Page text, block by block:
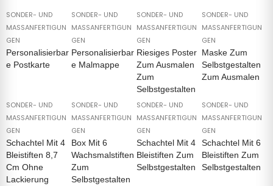
SONDER- UND
MASSANFERTIGUNG
EN
Personalisierbar
E Postkarte
SONDER- UND
MASSANFERTIGUNG
EN
Personalisierbar
E Malmappe
SONDER- UND
MASSANFERTIGUNG
EN
Riesiges Poster
Zum Ausmalen
Zum
Selbstgestalten
SONDER- UND
MASSANFERTIGUNG
EN
Maske Zum
Selbstgestalten
Zum Ausmalen
SONDER- UND
MASSANFERTIGUNG
EN
Schachtel Mit 4
Bleistiften 8,7
Cm Ohne
Lackierung
SONDER- UND
MASSANFERTIGUNG
EN
Box Mit 6
Wachsmalstiften
Zum
Selbstgestalten
SONDER- UND
MASSANFERTIGUNG
EN
Schachtel Mit 4
Bleistiften Zum
Selbstgestalten
SONDER- UND
MASSANFERTIGUNG
EN
Schachtel Mit 6
Bleistiften Zum
Selbstgestalten